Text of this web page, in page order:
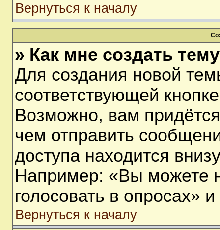
Вернуться к началу
» Как мне создать
Для создания новой
соответствующей
Возможно, вам
чем отправить
доступа находится
Например: «Вы можете
голосовать в опросах» и
Вернуться к началу